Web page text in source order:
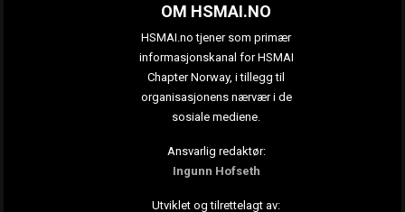
OM HSMAI.NO
HSMAI.no tjener som primær
informasjonskanal for HSMAI
Chapter Norway, i tillegg til
organisasjonens nærvær i de
sosiale mediene.
Ansvarlig redaktør:
Ingunn Hofseth
Utviklet og tilrettelagt av: